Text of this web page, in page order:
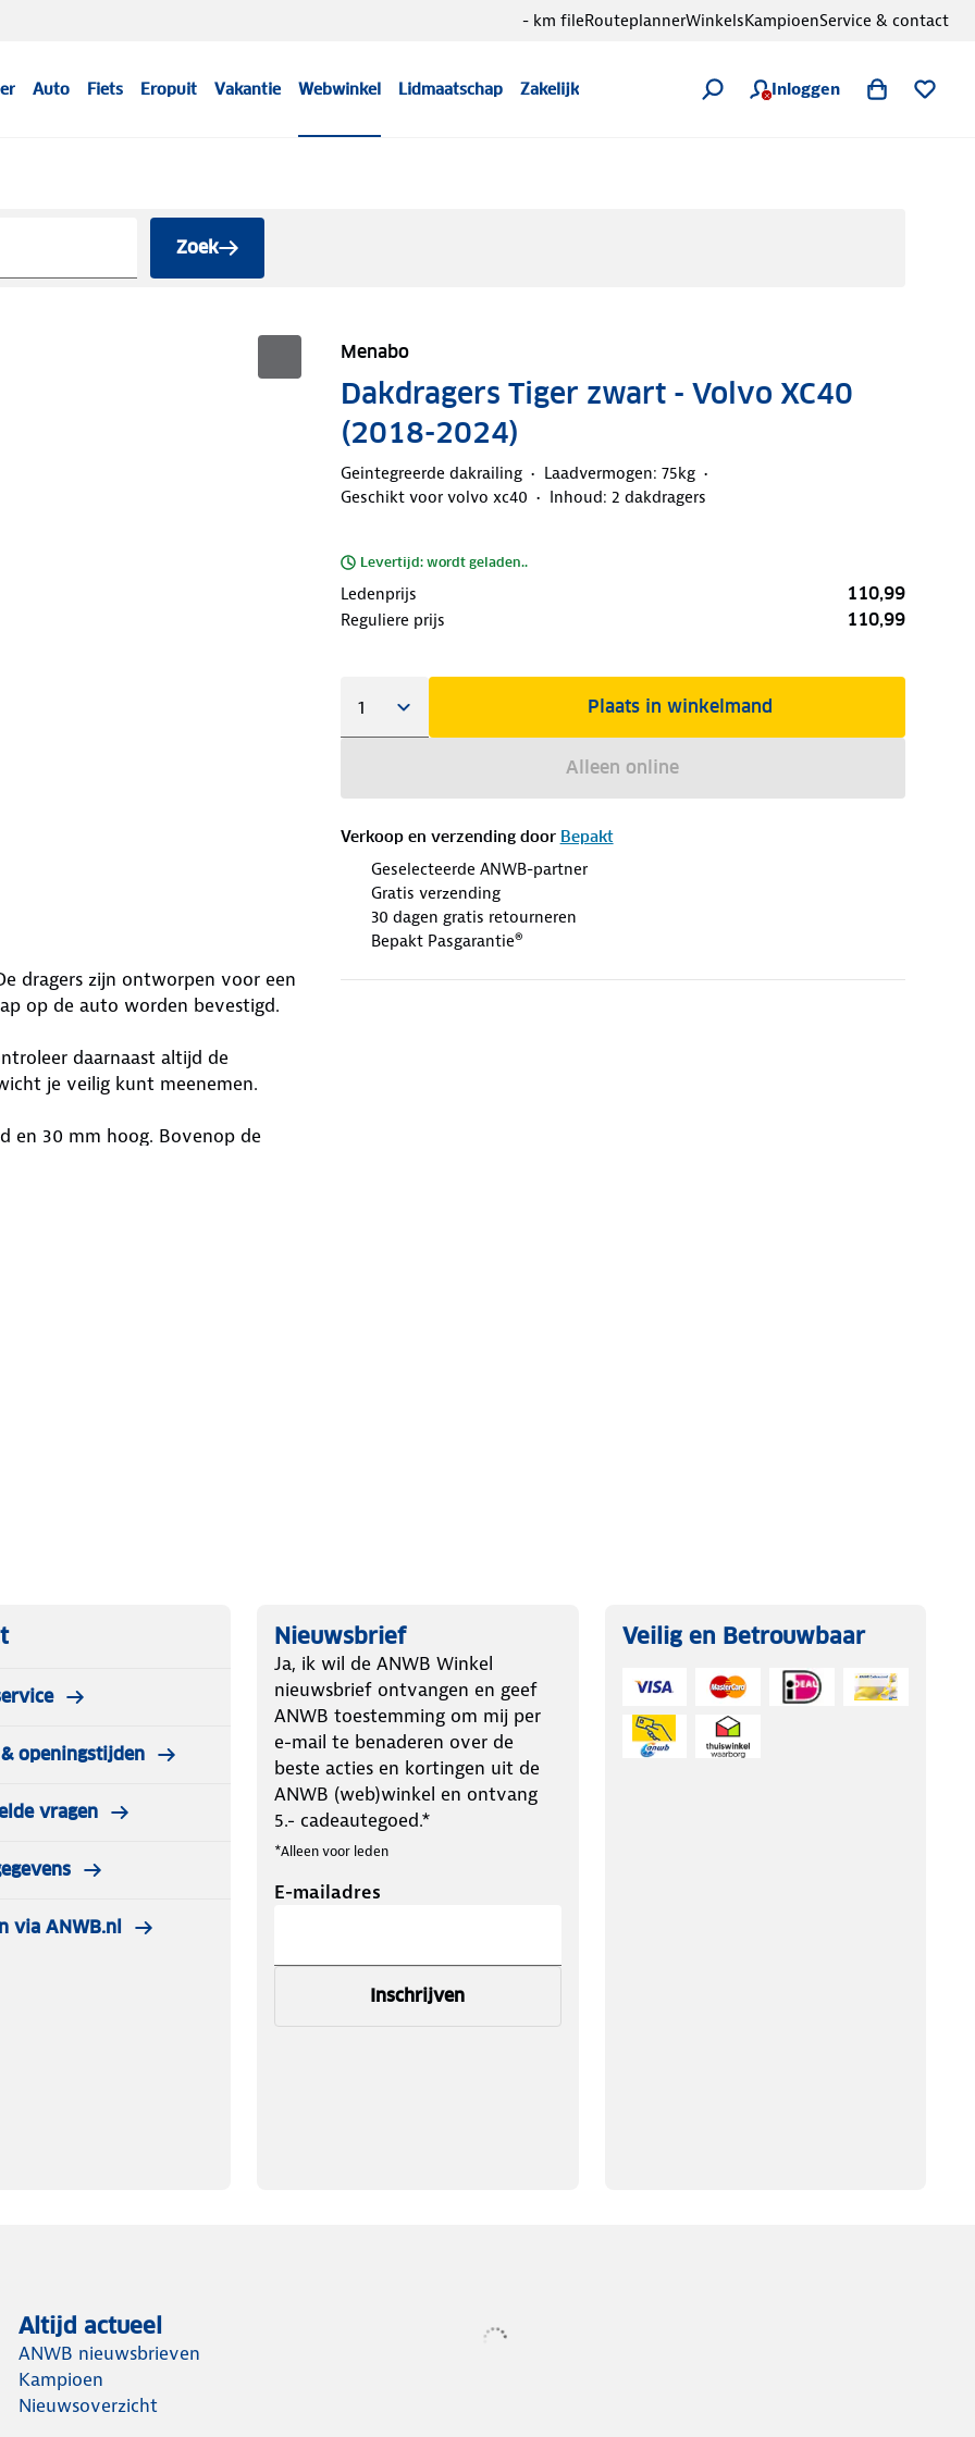
Auto Fiets Eropuit Vakantie Webwinkel Lidmaatschap Zakelijk Inloggen
- km fileRouteplannerWinkelsKampioenService & contact
Zoek
Menabo
Dakdragers Tiger zwart - Volvo XC40
(2018-2024)
Geintegreerde dakrailing
Laadvermogen: 75kg
Geschikt voor volvo xc40
Inhoud: 2 dakdragers
Levertijd: wordt geladen..
Ledenprijs 110,99
Reguliere prijs 110,99
Plaats in winkelmand
Alleen online
Verkoop en verzending door Bepakt
Geselecteerde ANWB-partner
Gratis verzending
30 dagen gratis retourneren
Bepakt Pasgarantie®
dragers zijn ontworpen voor een
op de auto worden bevestigd.
daarnaast altijd de
je veilig kunt meenemen.
en 30 mm hoog. Bovenop de
geschikte dakaccessoires.
mits deze geschikt is voor de
voor verschillende soorten
van gewicht. Dat maakt het
of jouw auto overeenkomt met
openingstijden
vragen
via ANWB.nl
Nieuwsbrief
Ja, ik wil de ANWB Winkel
nieuwsbrief ontvangen en geef
ANWB toestemming om mij per
e-mail te benaderen over de
beste acties en kortingen uit de
ANWB (web)winkel en ontvang
5.- cadeautegoed.*
*Alleen voor leden
E-mailadres
Inschrijven
Veilig en Betrouwbaar
Altijd actueel
ANWB nieuwsbrieven
Kampioen
Nieuwsoverzicht